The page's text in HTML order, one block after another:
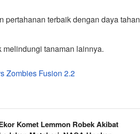
pertahanan terbaik dengan daya tahan
melindungi tanaman lainnya.
Zombies Fusion 2.2
Komet Lemmon Robek Akibat